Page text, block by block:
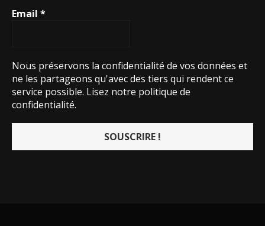
Email *
Nous préservons la confidentialité de vos données et
ne les partageons qu'avec des tiers qui rendent ce
service possible. Lisez notre politique de
confidentialité.